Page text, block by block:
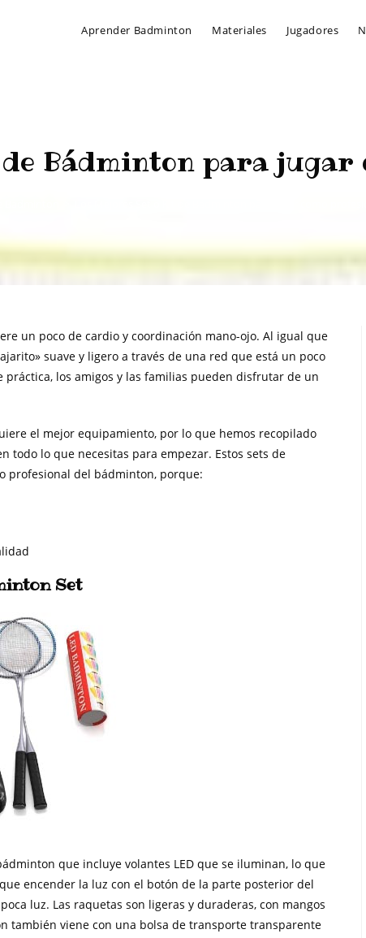
Aprender Badminton Materiales Jugadores
Bádminton para jugar
un poco de cardio y coordinación mano-ojo. Al igual que
suave y ligero a través de una red que está un poco
los amigos y las familias pueden disfrutar de un
el mejor equipamiento, por lo que hemos recopilado
todo lo que necesitas para empezar. Estos sets de
profesional del bádminton, porque:
Set
que incluye volantes LED que se iluminan, lo que
encender la luz con el botón de la parte posterior del
luz. Las raquetas son ligeras y duraderas, con mangos
también viene con una bolsa de transporte transparente